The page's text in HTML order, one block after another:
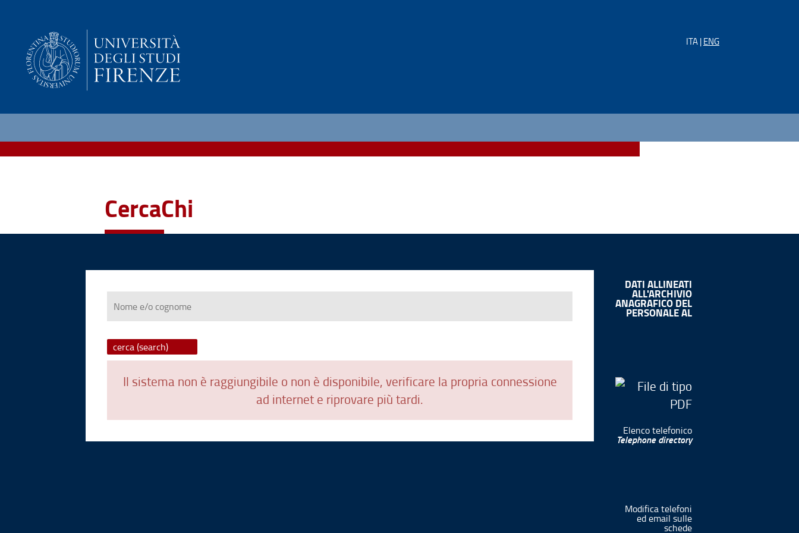
ITA |ENG
CercaChi
Nome
cognome
Il sistema non è raggiungibile o non è disponibile, verificare la propria connessione
ad internet e riprovare più tardi.
DATI ALLINEATI
ALL'ARCHIVIO
ANAGRAFICO DEL
PERSONALE AL
Elenco telefonico
Telephone directory
Modifica telefoni
ed email sulle
schede